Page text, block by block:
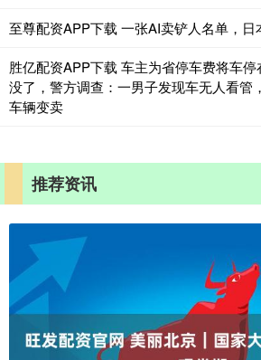
至尊配资APP下载 一张AI卖铲人名单，
胜亿配资APP下载 车主为省停车费将车
没了，警方调查：一男子发现车无人看管
车辆变卖
推荐资讯